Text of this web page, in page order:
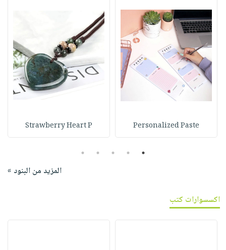
Personalized Paste
Strawberry Heart P
1
2
3
4
5
المزيد من البنود »
اكسسوارات كتب